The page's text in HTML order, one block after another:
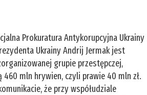
Prokuratura Antykorupcyjna Ukrainy
Ukrainy Andrij Jermak jest
grupie przestępczej,
460 mln hrywien, czyli prawie 40 mln zł.
że przy współudziale